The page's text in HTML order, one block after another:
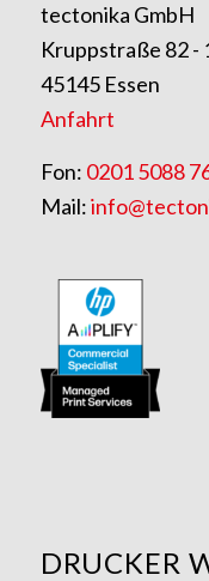
tectonika GmbH
Kruppstraße 82 -
45145 Essen
Anfahrt
Fon: 0201 5088
Mail:
DRUCKER